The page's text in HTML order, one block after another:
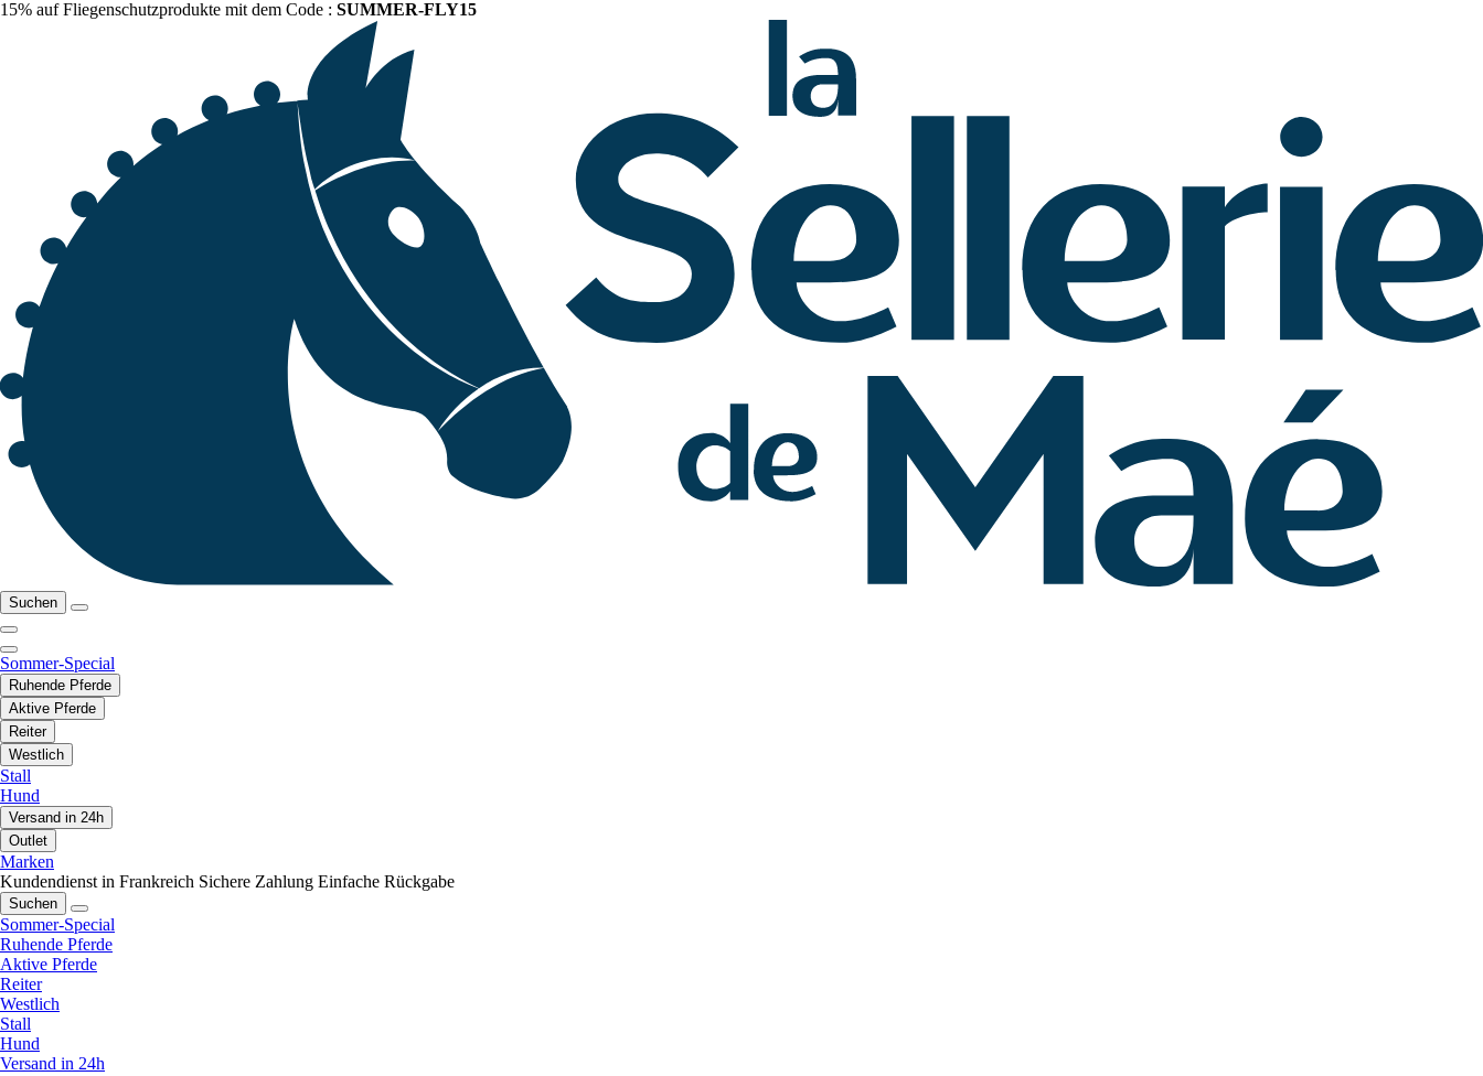
15% auf Fliegenschutzprodukte mit dem Code : SUMMER-FLY15
Suchen
Sommer-Special
Ruhende Pferde
Aktive Pferde
Reiter
Westlich
Stall
Hund
Versand in 24h
Outlet
Marken
Kundendienst in Frankreich Sichere Zahlung Einfache Rückgabe
Suchen
Sommer-Special
Ruhende Pferde
Aktive Pferde
Reiter
Westlich
Stall
Hund
Versand in 24h